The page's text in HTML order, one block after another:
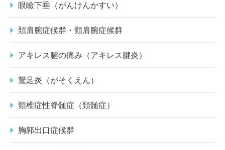
眼瞼下垂（がんけんかすい）
頚肩腕症候群・頸肩腕症候群
アキレス腱の痛み（アキレス腱炎）
鵞足炎（がそくえん）
頸椎症性脊髄症（頚髄症）
胸郭出口症候群